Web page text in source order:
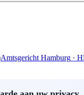
Amtsgericht Hamburg ·